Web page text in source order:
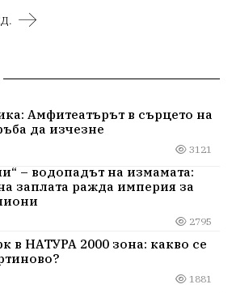
Амфитеатърът в сърцето на
да изчезне
3121
– водопадът на измамата:
заплата ражда империя за
2795
в НАТУРА 2000 зона: какво се
1881